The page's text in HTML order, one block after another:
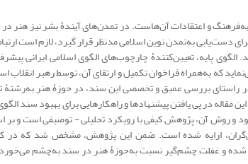
و اعتقادات آن‌هاست. در تمدن‌های آیندۀ بشر نیز
دست‌یابی به‌تمدن نوین اسلامی مدنظر قرار گیرد، لازم است
الگوی پایه، تعیین‌کنندۀ چارچوب‌های الگوی اسلامی
که به‌همراه فراخوان تکمیل و ارتقای آن، توسط رهبر انقلاب
راستای بررسی عمیق و تخصصی این سند، در حوزۀ هنر به‌رشتۀ
مقاله در پی یافتن پیشنهادها و راهکارهایی برای بهبود سند
آن، پژوهش کیفی با رویکرد تحلیلی - توصیفی است و بر
ارایه شده است. ضمن این پژوهش، مشخص شد که در کل
شده و غفلت چشم‌گیر نسبت به‌حوزۀ هنر در سند به‌چشم